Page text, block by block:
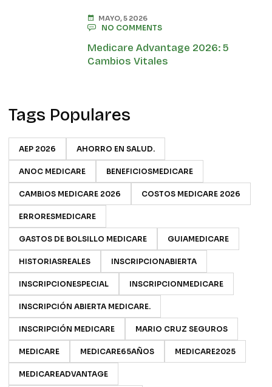
MAYO, 5 2026
NO COMMENTS
Medicare Advantage 2026: 5
Cambios Vitales
Tags Populares
AEP 2026 AHORRO EN SALUD.
ANOC MEDICARE BENEFICIOSMEDICARE
CAMBIOS MEDICARE 2026 COSTOS MEDICARE 2026
ERRORESMEDICARE
GASTOS DE BOLSILLO MEDICARE GUIAMEDICARE
HISTORIASREALES INSCRIPCIONABIERTA
INSCRIPCIONESPECIAL INSCRIPCIONMEDICARE
INSCRIPCIÓN ABIERTA MEDICARE.
INSCRIPCIÓN MEDICARE MARIO CRUZ SEGUROS
MEDICARE MEDICARE65AÑOS MEDICARE2025
MEDICAREADVANTAGE